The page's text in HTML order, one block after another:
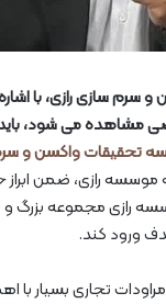
رازی، با اشاره
مشاهده می شود،
تحقیقات واکسن و
موسسه رازی، ضمن‌
رازی مجموعه
ورود کند.
تجاری بسیار با